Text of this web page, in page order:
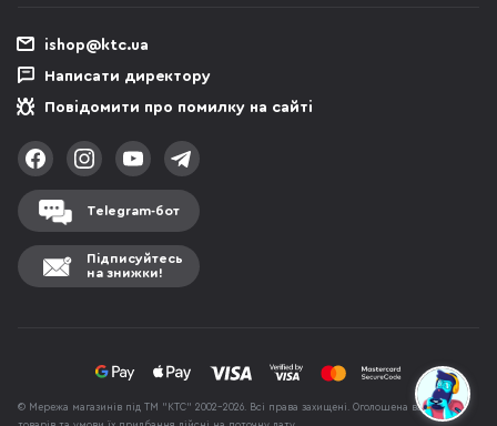
ishop@ktc.ua
Написати директору
Повідомити про помилку на сайті
Telegram-бот
Підписуйтесь
на знижки!
© Мережа магазинів під ТМ "КТС" 2002-2026. Всі права захищені. Оголошена вартість